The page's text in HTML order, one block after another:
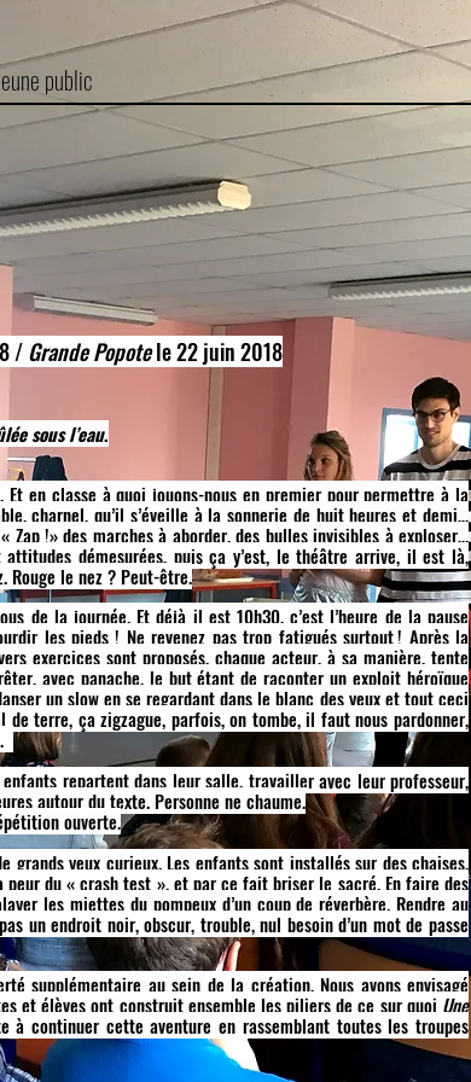
public
/Grande Popotele 22 juin 2018
sous l’eau.
en classe à quoi jouons-nous en premier pour permettre à la
charnel, qu’il s’éveille à la sonnerie de huit heures et demi…
!» des marches à aborder, des bulles invisibles à exploser…
démesurées, puis ça y’est, le théâtre arrive, il est là,
Rouge le nez ? Peut-être.
de la journée. Et déjà il est 10h30, c’est l’heure de la pause
les pieds ! Ne revenez pas trop fatigués surtout.! Après la
exercices sont proposés, chaque acteur, à sa manière, tente
avec panache, le but étant de raconter un exploit héroïque
un slow en se regardant dans le blanc des yeux et tout ceci
terre, ça zigzague, parfois, on tombe, il faut nous pardonner,
repartent dans leur salle, travailler avec leur professeur,
autour du texte. Personne ne chaume.
ouverte.
yeux curieux. Les enfants sont installés sur des chaises,
du « crash test », et par ce fait briser le sacré. En faire des
les miettes du pompeux d’un coup de réverbère. Rendre au
un endroit noir, obscur, trouble, nul besoin d’un mot de passe
supplémentaire au sein de la création. Nous avons envisagé
et élèves ont construit ensemble les piliers de ce sur quoi Une
continuer cette aventure en rassemblant toutes les troupes